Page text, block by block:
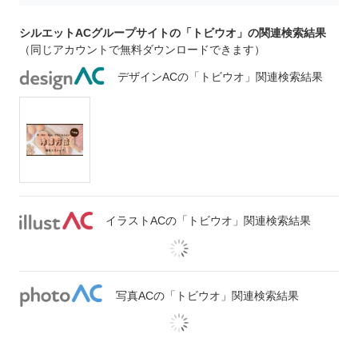
シルエットACグループサイトの「トビウオ」の関連検索結果
（同じアカウントで無料ダウンロードできます）
デザインACの「トビウオ」関連検索結果
イラストACの「トビウオ」関連検索結果
写真ACの「トビウオ」関連検索結果